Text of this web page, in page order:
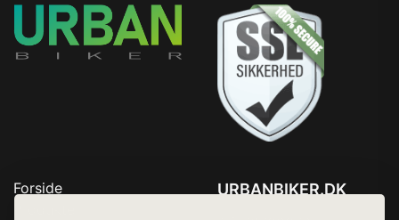
Forside
URBANBIKER.DK